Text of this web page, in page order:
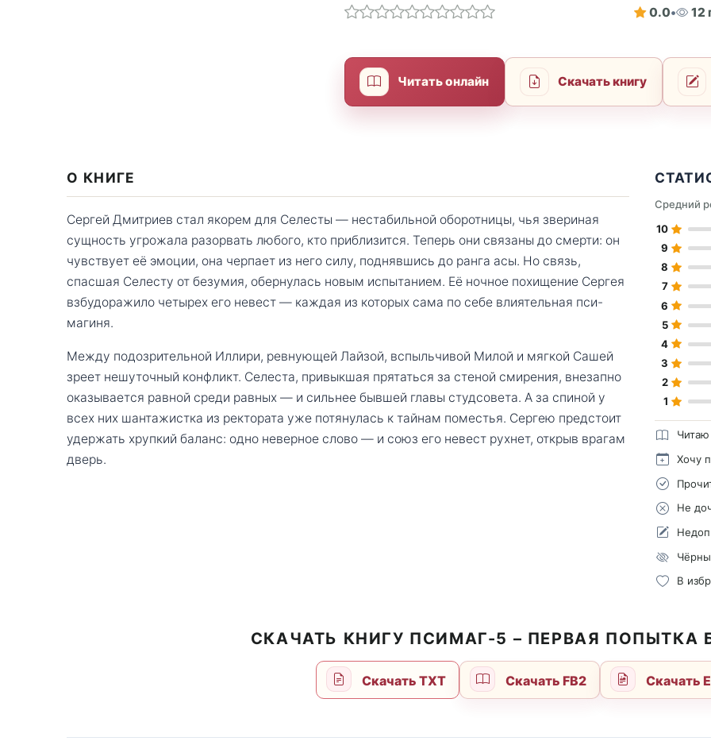
0.0• 12
Читать онлайн Скачать книгу
О КНИГЕ
Сергей Дмитриев стал якорем для Селесты — нестабильной оборотницы, чья звериная
сущность угрожала разорвать любого, кто приблизится. Теперь они связаны до смерти: он
чувствует её эмоции, она черпает из него силу, поднявшись до ранга асы. Но связь,
спасшая Селесту от безумия, обернулась новым испытанием. Её ночное похищение Сергея
взбудоражило четырех его невест — каждая из которых сама по себе влиятельная пси-
магиня.
Между подозрительной Иллири, ревнующей Лайзой, вспыльчивой Милой и мягкой Сашей
зреет нешуточный конфликт. Селеста, привыкшая прятаться за стеной смирения, внезапно
оказывается равной среди равных — и сильнее бывшей главы студсовета. А за спиной у
всех них шантажистка из ректората уже потянулась к тайнам поместья. Сергею предстоит
удержать хрупкий баланс: одно неверное слово — и союз его невест рухнет, открыв врагам
дверь.
Средний
10
9
8
7
6
5
4
3
2
1
Читаю
Хочу
Не
В
СКАЧАТЬ КНИГУ ПСИМАГ-5 – ПЕРВАЯ ПОПЫТКА
Скачать TXT Скачать FB2 Скачать